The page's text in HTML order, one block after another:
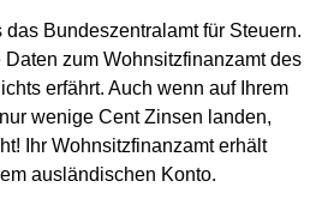
das Bundeszentralamt für Steuern.
zum Wohnsitzfinanzamt des
erfährt. Auch wenn auf Ihrem
wenige Cent Zinsen landen,
Ihr Wohnsitzfinanzamt erhält
ausländischen Konto.